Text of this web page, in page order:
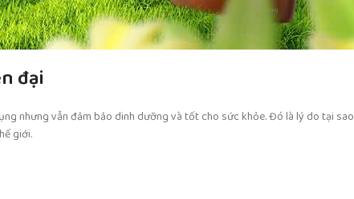
đại
nhưng vẫn đảm bảo dinh dưỡng và tốt cho sức khỏe. Đó là lý do tại sao
giới.